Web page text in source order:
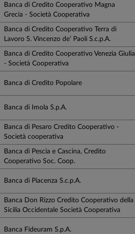
Banca di Credito Cooperativo Magna
Grecia - Società Cooperativa
Banca di Credito Cooperativo Terra di
Lavoro S. Vincenzo de’ Paoli S.c.p.A.
Banca di Credito Cooperativo Venezia Giulia
- Società Cooperativa
Banca di Credito Popolare
Banca di Imola S.p.A.
Banca di Pesaro Credito Cooperativo -
Società cooperativa
Banca di Pescia e Cascina, Credito
Cooperativo Soc. Coop.
Banca di Piacenza S.c.p.A.
Banca Don Rizzo Credito Cooperativo della
Sicilia Occidentale Società Cooperativa
Banca Fideuram S.p.A.